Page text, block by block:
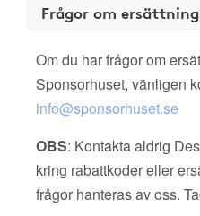
Frågor om
Om du har frågor om
Sponsorhuset, vänligen
info@sponsorhuset.se
OBS: Kontakta aldrig
kring rabattkoder eller
frågor hanteras av oss.